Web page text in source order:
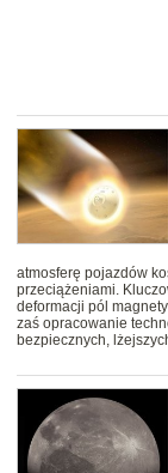
atmosferę pojazdów
przeciążeniami.
deformacji pól
zaś opracowanie
bezpiecznych,